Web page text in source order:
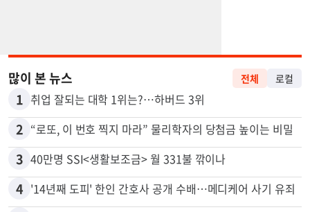
1 취업 잘되는 대학 1위는?…하버드 3위
2 “로또, 이 번호 찍지 마라” 물리학자의 당첨금 높이는 비밀
3 40만명 SSI<생활보조금> 월 331불 깎이나